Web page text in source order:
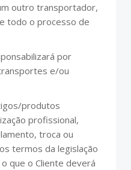
outro transportador,
todo o processo de
por
e/ou
produtos
profissional,
troca ou
termos da legislação
que o Cliente deverá